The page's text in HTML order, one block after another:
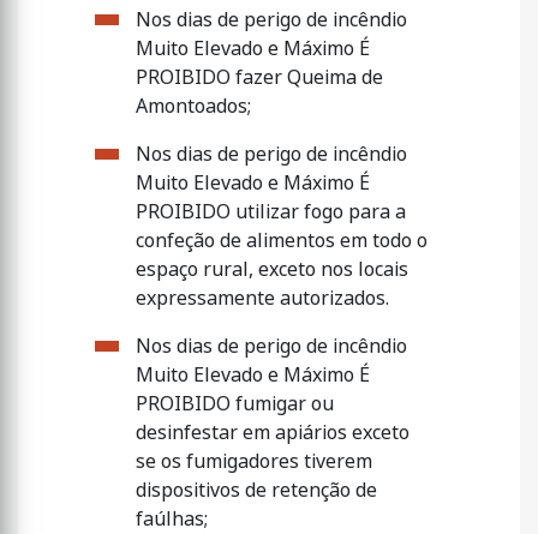
Nos dias de perigo de incêndio
Muito Elevado e Máximo É
PROIBIDO fazer Queima de
Amontoados;
Nos dias de perigo de incêndio
Muito Elevado e Máximo É
PROIBIDO utilizar fogo para a
confeção de alimentos em todo o
espaço rural, exceto nos locais
expressamente autorizados.
Nos dias de perigo de incêndio
Muito Elevado e Máximo É
PROIBIDO fumigar ou
desinfestar em apiários exceto
se os fumigadores tiverem
dispositivos de retenção de
faúlhas;